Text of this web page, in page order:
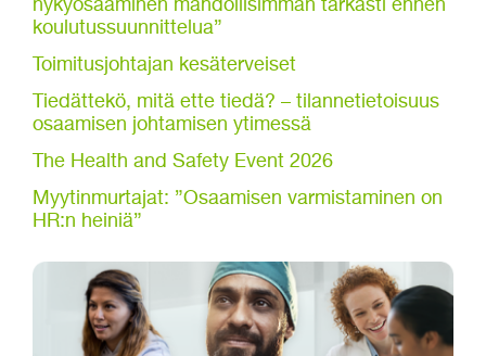
nykyosaaminen mahdollisimman tarkasti ennen
koulutussuunnittelua”
Toimitusjohtajan kesäterveiset
Tiedättekö, mitä ette tiedä? – tilannetietoisuus
osaamisen johtamisen ytimessä
The Health and Safety Event 2026
Myytinmurtajat: ”Osaamisen varmistaminen on
HR:n heiniä”